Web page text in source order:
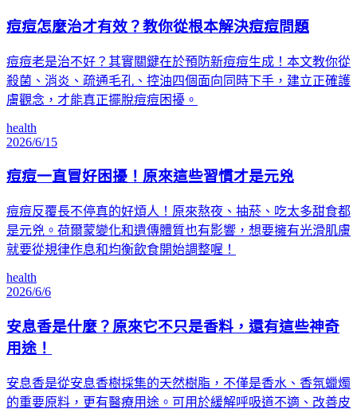
痘痘怎麼治才有效？教你從根本解決痘痘問題
痘痘老是治不好？其實關鍵在於預防新痘痘生成！本文教你從
殺菌、消炎、疏通毛孔、控油四個面向同時下手，建立正確護
膚觀念，才能真正擺脫痘痘困擾。
health
2026/6/15
痘痘一直冒好困擾！原來這些習慣才是元兇
痘痘反覆長不停真的好煩人！原來熬夜、抽菸、吃太多甜食都
是元兇。荷爾蒙變化和遺傳體質也有影響，想要擁有光滑肌膚
就要從規律作息和均衡飲食開始調整喔！
health
2026/6/6
安息香是什麼？原來它不只是香料，還有這些神奇
用途！
安息香是從安息香樹採集的天然樹脂，不僅是香水、香氛蠟燭
的重要原料，更有醫療用途。可用於緩解呼吸道不適、改善皮